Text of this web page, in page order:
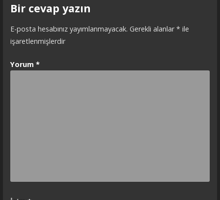
Bir cevap yazın
E-posta hesabınız yayımlanmayacak. Gerekli alanlar*ile
işaretlenmişlerdir
Yorum *